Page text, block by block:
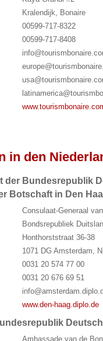
Kralendijk, Bonaire
00599-717-8322
00599-717-8408
in den
der Bundesrepublik
Botschaft in Den
Consulaat-Generaal
Bondsrepubliek
Honthorststraat 36-38
1071 DG Amsterdam,
0031 20 574 77 00
0031 20 676 69 51
www.den-haag.diplo.de
Ambassade van de